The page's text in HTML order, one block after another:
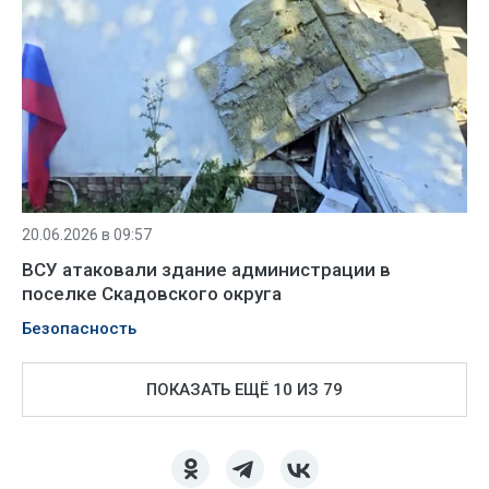
20.06.2026 в 09:57
ВСУ атаковали здание администрации в
поселке Скадовского округа
Безопасность
ПОКАЗАТЬ ЕЩЁ 10 ИЗ 79